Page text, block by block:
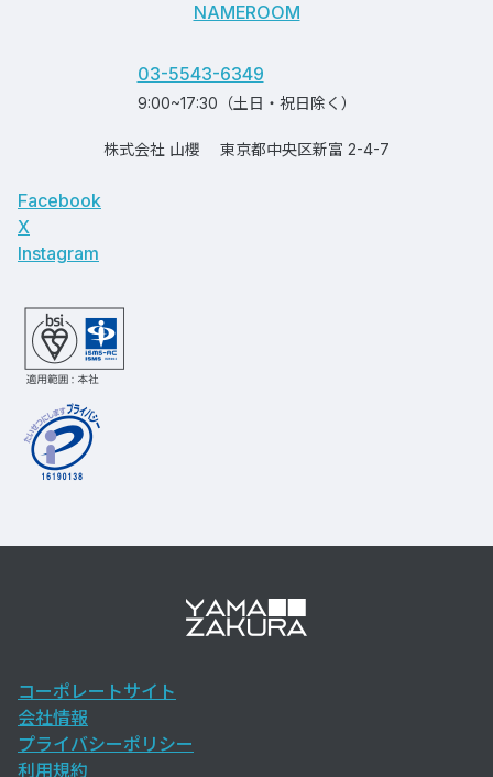
NAMEROOM
03-5543-6349
9:00~17:30（土日・祝日除く）
株式会社 山櫻 東京都中央区新富 2-4-7
Facebook
X
Instagram
コーポレートサイト
会社情報
プライバシーポリシー
利用規約